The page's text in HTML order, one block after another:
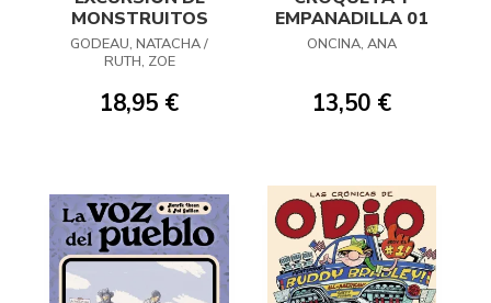
MONSTRUITOS
GODEAU, NATACHA /
RUTH, ZOE
18,95 €
EMPANADILLA 01
ONCINA, ANA
13,50 €